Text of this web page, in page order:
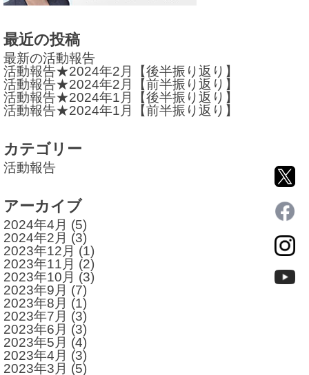
ョ
ン
最近の投稿
最新の活動報告
活動報告★2024年2月【後半振り返り】
活動報告★2024年2月【前半振り返り】
活動報告★2024年1月【後半振り返り】
活動報告★2024年1月【前半振り返り】
カテゴリー
活動報告
アーカイブ
2024年4月 (5)
2024年2月 (3)
2023年12月 (1)
2023年11月 (2)
2023年10月 (3)
2023年9月 (7)
2023年8月 (1)
2023年7月 (3)
2023年6月 (3)
2023年5月 (4)
2023年4月 (3)
2023年3月 (5)